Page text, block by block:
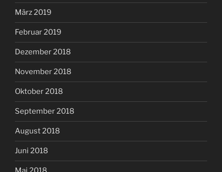
März 2019
Februar 2019
Dezember 2018
November 2018
Oktober 2018
September 2018
August 2018
Juni 2018